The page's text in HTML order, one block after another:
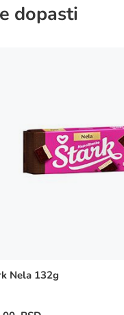
dopasti
Nela 132g